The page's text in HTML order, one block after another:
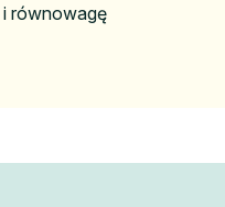
i równowagę